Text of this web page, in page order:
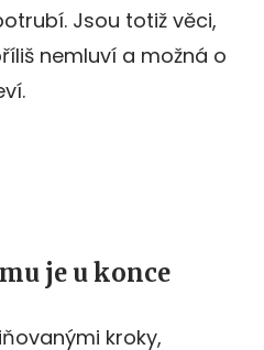
Jsou totiž věci,
nemluví a možná o
je u konce
kroky,